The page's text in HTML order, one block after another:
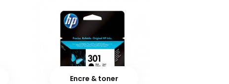
Encre & toner